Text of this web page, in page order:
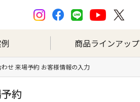
商品ラインアップ
わせ 来場予約 お客様情報の入力
約